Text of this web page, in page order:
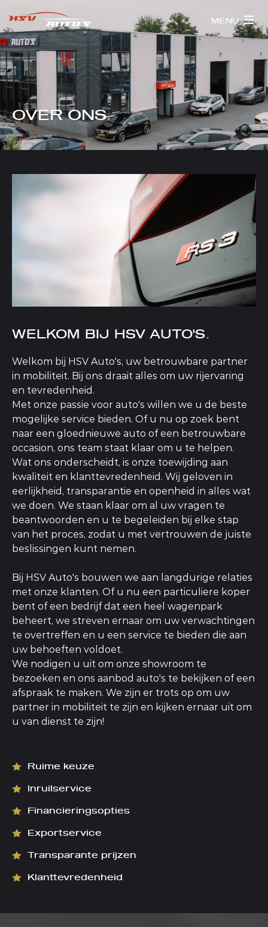
MENU
OVER ONS.
WELKOM BIJ HSV AUTO'S.
Welkom bij HSV Auto's, uw betrouwbare partner
in mobiliteit. Bij ons draait alles om uw rijervaring
en tevredenheid.
Met onze passie voor auto's willen we u de beste
mogelijke service bieden. Of u nu op zoek bent
naar een gloednieuwe auto of een betrouwbare
occasion, ons team staat klaar om u te helpen.
Wat ons onderscheidt, is onze toewijding aan
kwaliteit en klanttevredenheid. Wij geloven in
eerlijkheid, transparantie en openheid in alles wat
we doen. We staan klaar om al uw vragen te
beantwoorden en u te begeleiden bij elke stap
van het proces, zodat u met vertrouwen de juiste
beslissingen kunt nemen.
Bij HSV Auto's bouwen we aan langdurige relaties
met onze klanten. Of u nu een particuliere koper
bent of een bedrijf dat een heel wagenpark
beheert, we streven ernaar om uw verwachtingen
te overtreffen en u een service te bieden die aan
uw behoeften voldoet.
We nodigen u uit om onze showroom te
bezoeken en ons aanbod auto's te bekijken of een
afspraak te maken. We zijn er trots op om uw
partner in mobiliteit te zijn en kijken ernaar uit om
u van dienst te zijn!
Ruime keuze
Inruilservice
Financieringsopties
Exportservice
Transparante prijzen
Klanttevredenheid